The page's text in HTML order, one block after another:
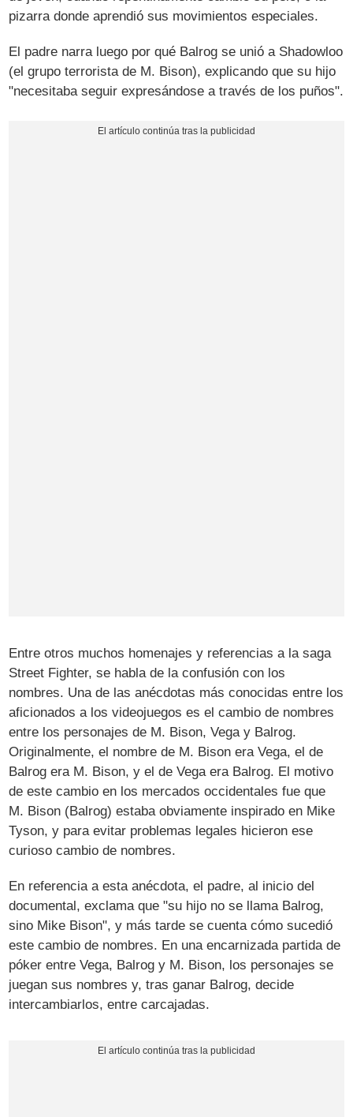
pizarra donde aprendió sus movimientos especiales.
El padre narra luego por qué Balrog se unió a Shadowloo
(el grupo terrorista de M. Bison), explicando que su hijo
"necesitaba seguir expresándose a través de los puños".
Entre otros muchos homenajes y referencias a la saga
Street Fighter, se habla de la confusión con los
nombres. Una de las anécdotas más conocidas entre los
aficionados a los videojuegos es el cambio de nombres
entre los personajes de M. Bison, Vega y Balrog.
Originalmente, el nombre de M. Bison era Vega, el de
Balrog era M. Bison, y el de Vega era Balrog. El motivo
de este cambio en los mercados occidentales fue que
M. Bison (Balrog) estaba obviamente inspirado en Mike
Tyson, y para evitar problemas legales hicieron ese
curioso cambio de nombres.
En referencia a esta anécdota, el padre, al inicio del
documental, exclama que "su hijo no se llama Balrog,
sino Mike Bison", y más tarde se cuenta cómo sucedió
este cambio de nombres. En una encarnizada partida de
póker entre Vega, Balrog y M. Bison, los personajes se
juegan sus nombres y, tras ganar Balrog, decide
intercambiarlos, entre carcajadas.